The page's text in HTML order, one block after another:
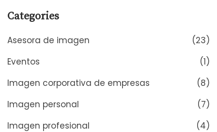
Categories
Asesora de imagen
(23)
Eventos
(1)
Imagen corporativa de empresas
(8)
Imagen personal
(7)
Imagen profesional
(4)